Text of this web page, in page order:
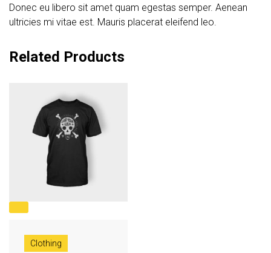
Donec eu libero sit amet quam egestas semper. Aenean
ultricies mi vitae est. Mauris placerat eleifend leo.
Related Products
Clothing